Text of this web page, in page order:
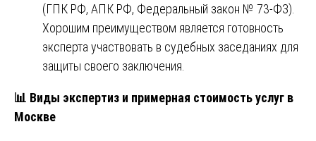
(ГПК РФ, АПК РФ, Федеральный закон № 73-ФЗ).
Хорошим преимуществом является готовность
эксперта участвовать в судебных заседаниях для
защиты своего заключения.
📊 Виды экспертиз и примерная стоимость услуг в
Москве